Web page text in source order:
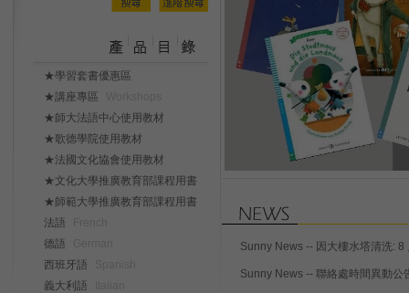
★學習套書優惠區
★講座專區
★師大法語中心使用教材
★歌德學院使用教材
★法國文化協會使用教材
★文化大學推廣教育部課程用書
★師範大學推廣教育部課程用書
法語
德語
西班牙語
義大利語
Sunny News -- 因大樓水塔清洗:
Sunny News -- 聯絡處時間異動公